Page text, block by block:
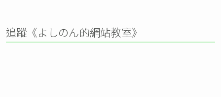
追蹤《よしのん的網站教室》